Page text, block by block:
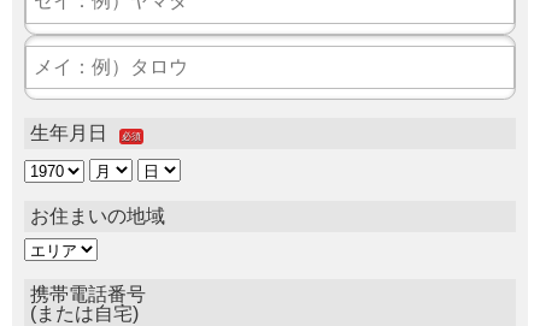
生年月日 必須
お住まいの地域
携帯電話番号
(または自宅)